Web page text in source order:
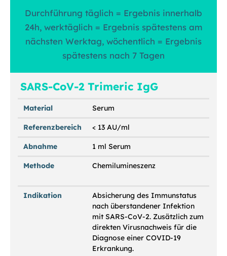
Durchführung täglich = Ergebnis innerhalb
24h, werktäglich = Ergebnis spätestens am
nächsten Werktag, wöchentlich = Ergebnis
spätestens nach 7 Tagen
SARS-CoV-2 Trimeric IgG
Material Serum
Referenzbereich < 13 AU/ml
Abnahme 1 ml Serum
Methode Chemilumineszenz
Indikation
Absicherung des Immunstatus
nach überstandener Infektion
mit SARS-CoV-2. Zusätzlich zum
direkten Virusnachweis für die
Diagnose einer COVID-19
Erkrankung.